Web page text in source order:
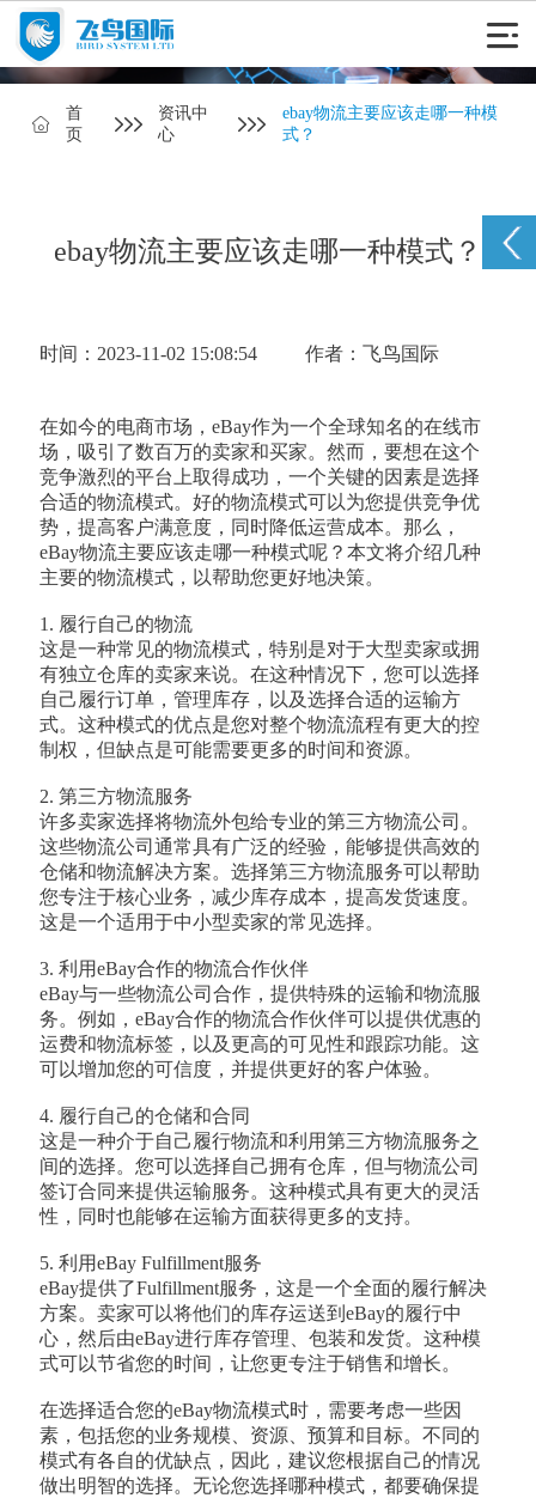
首
页
资讯中
心
ebay物流主要应该走哪一种模
式？
ebay物流主要应该走哪一种模式？
时间：2023-11-02 15:08:54 作者：飞鸟国际
在如今的电商市场，eBay作为一个全球知名的在线市
场，吸引了数百万的卖家和买家。然而，要想在这个
竞争激烈的平台上取得成功，一个关键的因素是选择
合适的物流模式。好的物流模式可以为您提供竞争优
势，提高客户满意度，同时降低运营成本。那么，
eBay物流主要应该走哪一种模式呢？本文将介绍几种
主要的物流模式，以帮助您更好地决策。
1. 履行自己的物流
这是一种常见的物流模式，特别是对于大型卖家或拥
有独立仓库的卖家来说。在这种情况下，您可以选择
自己履行订单，管理库存，以及选择合适的运输方
式。这种模式的优点是您对整个物流流程有更大的控
制权，但缺点是可能需要更多的时间和资源。
2. 第三方物流服务
许多卖家选择将物流外包给专业的第三方物流公司。
这些物流公司通常具有广泛的经验，能够提供高效的
仓储和物流解决方案。选择第三方物流服务可以帮助
您专注于核心业务，减少库存成本，提高发货速度。
这是一个适用于中小型卖家的常见选择。
3. 利用eBay合作的物流合作伙伴
eBay与一些物流公司合作，提供特殊的运输和物流服
务。例如，eBay合作的物流合作伙伴可以提供优惠的
运费和物流标签，以及更高的可见性和跟踪功能。这
可以增加您的可信度，并提供更好的客户体验。
4. 履行自己的仓储和合同
这是一种介于自己履行物流和利用第三方物流服务之
间的选择。您可以选择自己拥有仓库，但与物流公司
签订合同来提供运输服务。这种模式具有更大的灵活
性，同时也能够在运输方面获得更多的支持。
5. 利用eBay Fulfillment服务
eBay提供了Fulfillment服务，这是一个全面的履行解决
方案。卖家可以将他们的库存运送到eBay的履行中
心，然后由eBay进行库存管理、包装和发货。这种模
式可以节省您的时间，让您更专注于销售和增长。
在选择适合您的eBay物流模式时，需要考虑一些因
素，包括您的业务规模、资源、预算和目标。不同的
模式有各自的优缺点，因此，建议您根据自己的情况
做出明智的选择。无论您选择哪种模式，都要确保提